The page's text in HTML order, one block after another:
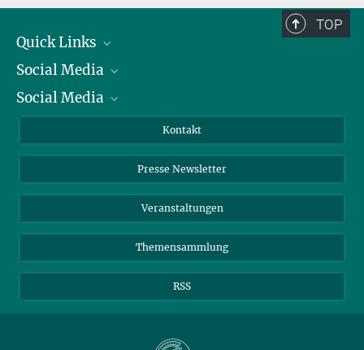
TOP
Quick Links
Präsident
Zahlen und Fakten
Meldestelle Fehlverhalten
Social Media
Bluesky
Social Media
YouTube
Kontakt
Presse Newsletter
Veranstaltungen
Themensammlung
RSS